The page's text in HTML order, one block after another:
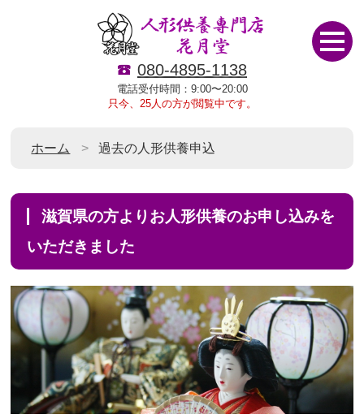
080-4895-1138
電話受付時間：9:00〜20:00
只今、25人の方が閲覧中です。
ホーム 過去の人形供養申込
滋賀県の方よりお人形供養のお申し込みを
いただきました